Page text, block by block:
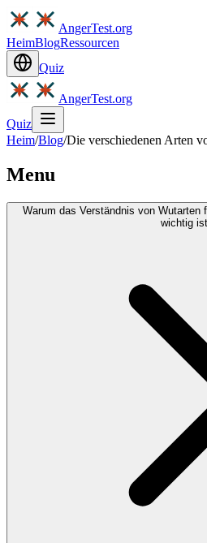
AngerTest.org
HeimBlogRessourcen
Quiz
AngerTest.org
Quiz
Heim/Blog/Die verschiedenen Arten
Menu
Warum das Verständnis von Wutarten
wichtig ist